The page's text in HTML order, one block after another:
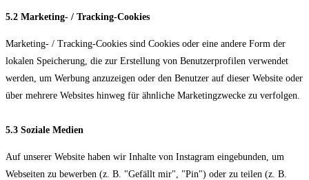
5.2 Marketing- / Tracking-Cookies
Marketing- / Tracking-Cookies sind Cookies oder eine andere Form der
lokalen Speicherung, die zur Erstellung von Benutzerprofilen verwendet
werden, um Werbung anzuzeigen oder den Benutzer auf dieser Website oder
über mehrere Websites hinweg für ähnliche Marketingzwecke zu verfolgen.
5.3 Soziale Medien
Auf unserer Website haben wir Inhalte von Instagram eingebunden, um
Webseiten zu bewerben (z. B. "Gefällt mir", "Pin") oder zu teilen (z. B.